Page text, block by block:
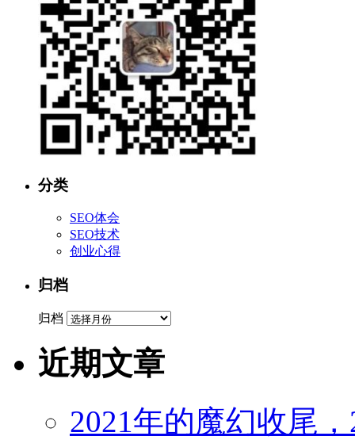
分类
SEO体会
SEO技术
创业心得
归档
归档
近期文章
2021年的魔幻收尾